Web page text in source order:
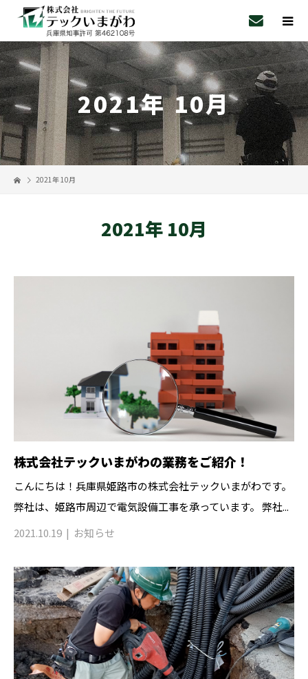
2021年 10月
2021年 10月
2021年 10月
株式会社テックいまがわの業務をご紹介！
こんにちは！兵庫県姫路市の株式会社テックいまがわです。
弊社は、姫路市周辺で電気設備工事を承っています。 弊社...
2021.10.19
お知らせ